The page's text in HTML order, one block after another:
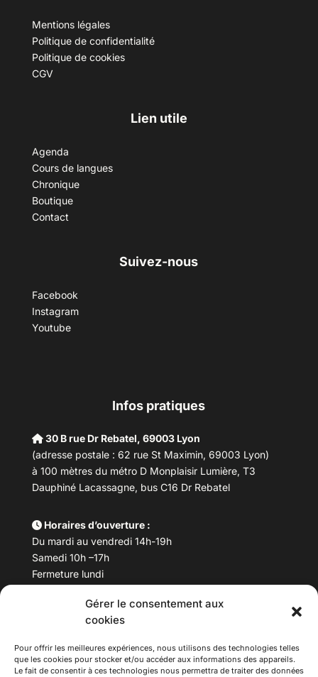
Gérer le consentement aux
cookies
Pour offrir les meilleures expériences, nous utilisons des technologies telles
que les cookies pour stocker et/ou accéder aux informations des appareils.
Le fait de consentir à ces technologies nous permettra de traiter des données
Mentions légales
Politique de confidentialité
Politique de cookies
CGV
Lien utile
Agenda
Cours de langues
Chronique
Boutique
Contact
Suivez-nous
Facebook
Instagram
Youtube
Infos pratiques
30 B rue Dr Rebatel, 69003 Lyon
(adresse postale : 62 rue St Maximin, 69003 Lyon)
à 100 mètres du métro D Monplaisir Lumière, T3
Dauphiné Lacassagne, bus C16 Dr Rebatel
Horaires d’ouverture :
Du mardi au vendredi 14h-19h
Samedi 10h –17h
Fermeture lundi
Téléphone : 04 78 53 06 40
maisondesculturesasiatiques@asiexpo.com